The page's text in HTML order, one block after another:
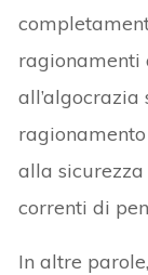
ragionamenti
alla
correnti di
In altre parole,